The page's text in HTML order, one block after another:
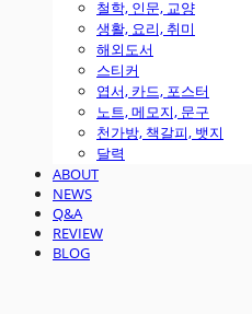
철학, 인문, 교양
생활, 요리, 취미
해외도서
스티커
엽서, 카드, 포스터
노트, 메모지, 문구
천가방, 책갈피, 뱃지
달력
ABOUT
NEWS
Q&A
REVIEW
BLOG